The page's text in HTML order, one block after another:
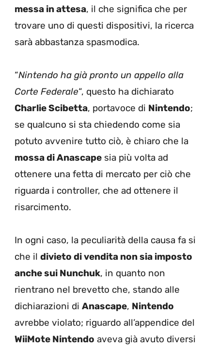
messa in attesa, il che significa che per
trovare uno di questi dispositivi, la ricerca
sarà abbastanza spasmodica.
“Nintendo ha già pronto un appello alla
Corte Federale“, questo ha dichiarato
Charlie Scibetta, portavoce di Nintendo;
se qualcuno si sta chiedendo come sia
potuto avvenire tutto ciò, è chiaro che la
mossa di Anascape sia più volta ad
ottenere una fetta di mercato per ciò che
riguarda i controller, che ad ottenere il
risarcimento.
In ogni caso, la peculiarità della causa fa si
che il divieto di vendita non sia imposto
anche sui Nunchuk, in quanto non
rientrano nel brevetto che, stando alle
dichiarazioni di Anascape, Nintendo
avrebbe violato; riguardo all’appendice del
WiiMote Nintendo aveva già avuto diversi